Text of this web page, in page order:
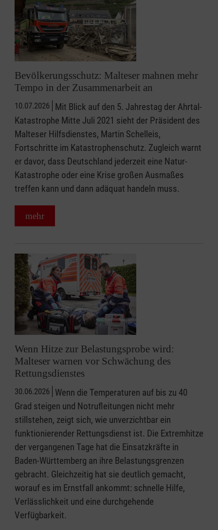
Bevölkerungsschutz: Malteser mahnen mehr
Tempo in der Zusammenarbeit an
10.07.2026 Mit Blick auf den 5. Jahrestag der Ahrtal-
Katastrophe Mitte Juli 2021 sieht der Präsident des
Malteser Hilfsdienstes, Martin Schelleis,
Fortschritte im Katastrophenschutz. Zugleich warnt
er davor, dass Deutschland jederzeit eine Natur-
Katastrophe oder eine Krise großen Ausmaßes
treffen kann und dann adäquat handeln muss.
mehr
Wenn Hitze zur Belastungsprobe wird:
Malteser warnen vor Schwächung des
Rettungsdienstes
30.06.2026 Wenn die Temperaturen auf bis zu 40
Grad steigen und Notrufleitungen nicht mehr
stillstehen, zeigt sich, wie unverzichtbar ein
funktionierender Rettungsdienst ist. Die Extremhitze
der vergangenen Tage hat die Einsatzkräfte in
Baden-Württemberg an ihre Belastungsgrenzen
gebracht. Gleichzeitig hat sie deutlich gemacht,
worauf es im Ernstfall ankommt: schnelle Hilfe,
Verlässlichkeit und eine durchgehende
Verfügbarkeit.